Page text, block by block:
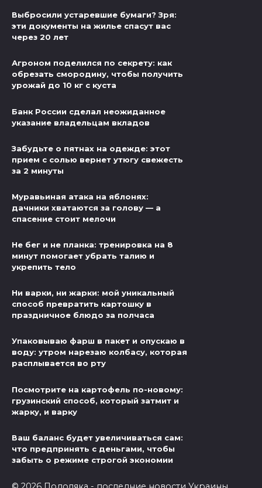
Выбросили устаревшие бумаги? Зря:
эти документы на жилье спасут вас
через 20 лет
Агроном поделился по секрету: как
обрезать смородину, чтобы получить
урожай до 10 кг с куста
Банк России сделал неожиданное
указание владельцам вкладов
Забудьте о пятнах на одежде: этот
прием с солью вернет утюгу свежесть
за 2 минуты
Муравьиная атака на яблонях:
дачники хватаются за голову — а
спасение стоит мелочи
Не бег и не планка: тренировка на 8
минут помогает убрать талию и
укрепить тело
Ни варки, ни жарки: мой уникальный
способ превратить картошку в
праздничное блюдо за полчаса
Упаковываю фарш в пакет и опускаю в
воду: утром нарезаю колбасу, которая
расплывается во рту
Посмотрите на картофель по-новому:
грузинский способ, который затмит и
жарку, и варку
Ваш баланс будет увеличиваться сам:
что предпринять с деньгами, чтобы
забыть о режиме строгой экономии